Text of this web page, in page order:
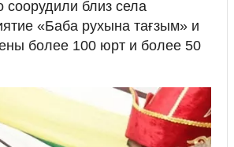
близ села
«Баба рухына тағзым» и
более 100 юрт и более 50